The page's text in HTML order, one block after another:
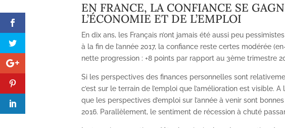
EN FRANCE, LA CONFIANCE SE
L’ÉCONOMIE ET DE L’EMPLOI
En dix ans, les Français n’ont jamais été aussi peu
à la fin de l’année 2017, la confiance reste certes modérée
nette progression : +8 points par rapport au 3ème trimestre
Si les perspectives des finances personnelles sont
c’est sur le terrain de l’emploi que l’amélioration est visible.
que les perspectives d’emploi sur l’année à venir sont
2016. Parallèlement, le sentiment de récession à chuté